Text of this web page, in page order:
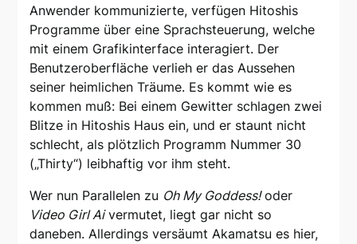
Anwender kommunizierte, verfügen Hitoshis
Programme über eine Sprachsteuerung, welche
mit einem Grafikinterface interagiert. Der
Benutzeroberfläche verlieh er das Aussehen
seiner heimlichen Träume. Es kommt wie es
kommen muß: Bei einem Gewitter schlagen zwei
Blitze in Hitoshis Haus ein, und er staunt nicht
schlecht, als plötzlich Programm Nummer 30
(„Thirty“) leibhaftig vor ihm steht.
Wer nun Parallelen zu Oh My Goddess!oder
Video Girl Aivermutet, liegt gar nicht so
daneben. Allerdings versäumt Akamatsu es hier,